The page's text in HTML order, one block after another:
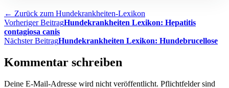
← Zurück zum Hundekrankheiten-Lexikon
Beitragsnavigation
Vorheriger BeitragHundekrankheiten Lexikon: Hepatitis
contagiosa canis
Nächster BeitragHundekrankheiten Lexikon: Hundebrucellose
Kommentar schreiben
Deine E-Mail-Adresse wird nicht veröffentlicht. Pflichtfelder sind